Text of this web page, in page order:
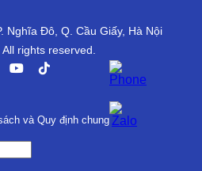
Nghĩa Đô, Q. Cầu Giấy, Hà Nội
rights reserved.
và Quy định chung